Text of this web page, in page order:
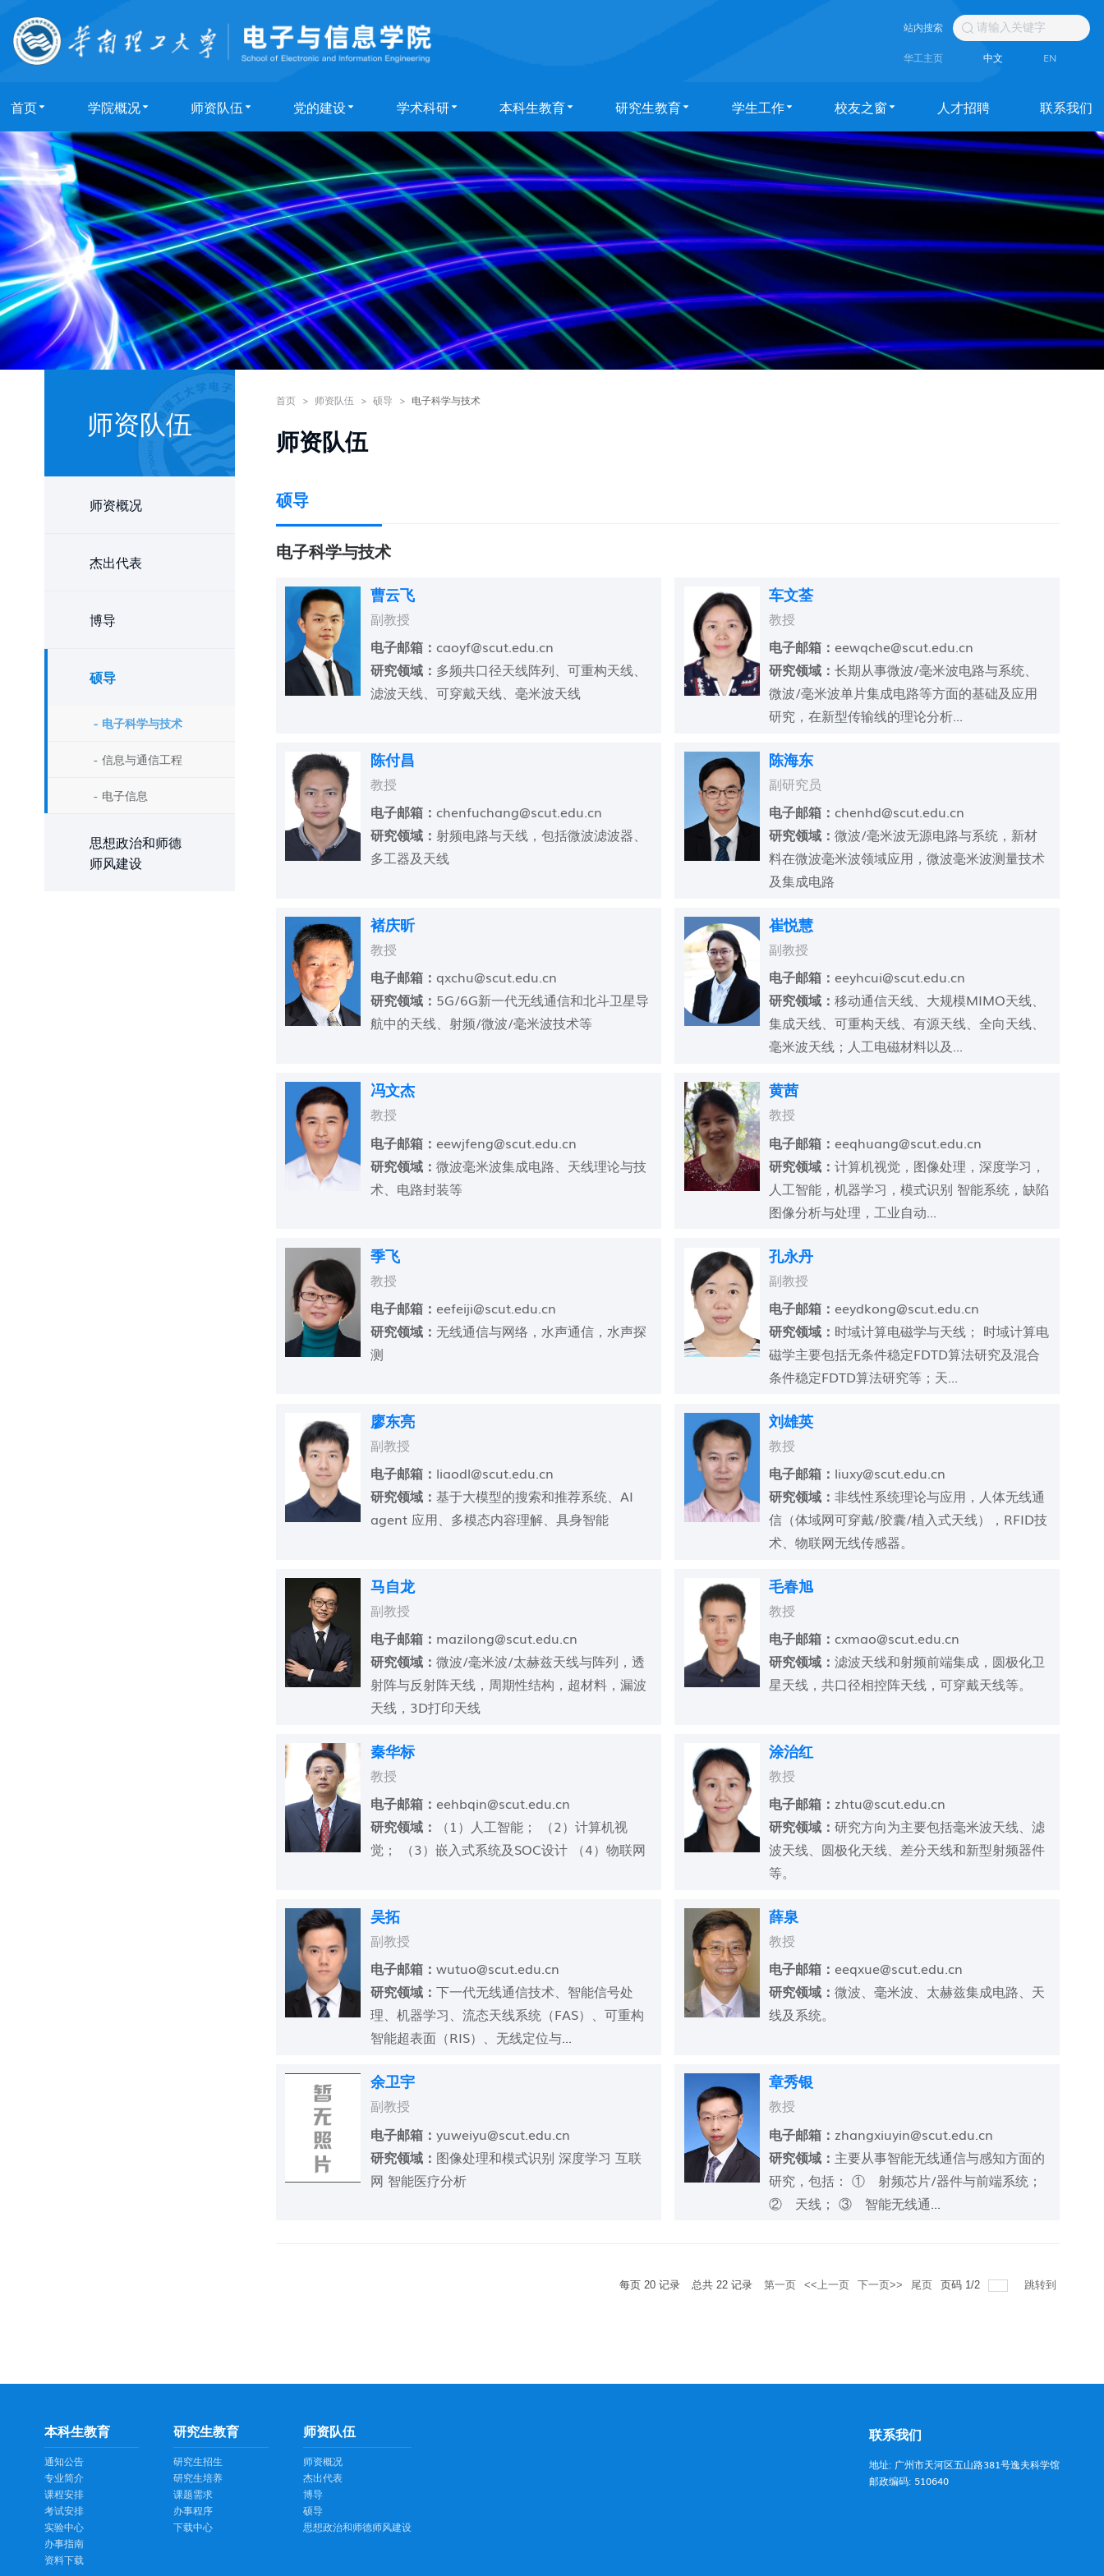
站内搜索
华工主页 中文 EN
首页 学院概况 师资队伍 党的建设 学术科研 本科生教育 研究生教育 学生工作 校友之窗 人才招聘 联系我们
师资队伍
师资概况
杰出代表
博导
硕导
电子科学与技术
信息与通信工程
电子信息
思想政治和师德
师风建设
首页 > 师资队伍 > 硕导 > 电子科学与技术
师资队伍
硕导
电子科学与技术
曹云飞
副教授
电子邮箱： caoyf@scut.edu.cn
研究领域： 多频共口径天线阵列、可重构天线、
滤波天线、可穿戴天线、毫米波天线
车文荃
教授
电子邮箱：eewqche@scut.edu.cn
研究领域：长期从事微波/毫米波电路与系统、
微波/毫米波单片集成电路等方面的基础及应用
研究，在新型传输线的理论分析...
陈付昌
教授
电子邮箱： chenfuchang@scut.edu.cn
研究领域： 射频电路与天线，包括微波滤波器、
多工器及天线
陈海东
副研究员
电子邮箱：chenhd@scut.edu.cn
研究领域：微波/毫米波无源电路与系统，新材
料在微波毫米波领域应用，微波毫米波测量技术
及集成电路
褚庆昕
教授
电子邮箱： qxchu@scut.edu.cn
研究领域： 5G/6G新一代无线通信和北斗卫星导
航中的天线、射频/微波/毫米波技术等
崔悦慧
副教授
电子邮箱：eeyhcui@scut.edu.cn
研究领域：移动通信天线、大规模MIMO天线、
集成天线、可重构天线、有源天线、全向天线、
毫米波天线；人工电磁材料以及...
冯文杰
教授
电子邮箱： eewjfeng@scut.edu.cn
研究领域： 微波毫米波集成电路、天线理论与技
术、电路封装等
黄茜
教授
电子邮箱：eeqhuang@scut.edu.cn
研究领域：计算机视觉，图像处理，深度学习，
人工智能，机器学习，模式识别 智能系统，缺陷
图像分析与处理，工业自动...
季飞
教授
电子邮箱： eefeiji@scut.edu.cn
研究领域： 无线通信与网络，水声通信，水声探
测
孔永丹
副教授
电子邮箱：eeydkong@scut.edu.cn
研究领域： 时域计算电磁学与天线； 时域计算电
磁学主要包括无条件稳定FDTD算法研究及混合
条件稳定FDTD算法研究等；天...
廖东亮
副教授
电子邮箱： ​liaodl@scut.edu.cn
研究领域： 基于大模型的搜索和推荐系统、AI
agent 应用、多模态内容理解、具身智能
刘雄英
教授
电子邮箱： liuxy@scut.edu.cn
研究领域：非线性系统理论与应用，人体无线通
信（体域网可穿戴/胶囊/植入式天线），RFID技
术、物联网无线传感器。
马自龙
副教授
电子邮箱： mazilong@scut.edu.cn
研究领域： 微波/毫米波/太赫兹天线与阵列，透
射阵与反射阵天线，周期性结构，超材料，漏波
天线，3D打印天线
毛春旭
教授
电子邮箱：cxmao@scut.edu.cn
研究领域：滤波天线和射频前端集成，圆极化卫
星天线，共口径相控阵天线，可穿戴天线等。
秦华标
教授
电子邮箱： eehbqin@scut.edu.cn
研究领域：
（1）人工智能； （2）计算机视
觉； （3）嵌入式系统及SOC设计 （4）物联网
涂治红
教授
电子邮箱：zhtu@scut.edu.cn
研究领域：研究方向为主要包括毫米波天线、滤
波天线、圆极化天线、差分天线和新型射频器件
等。
吴拓
副教授
电子邮箱： wutuo@scut.edu.cn
研究领域： 下一代无线通信技术、智能信号处
理、机器学习、流态天线系统（FAS）、可重构
智能超表面（RIS）、无线定位与...
薛泉
教授
电子邮箱：eeqxue@scut.edu.cn
研究领域：微波、毫米波、太赫兹集成电路、天
线及系统。
余卫宇
副教授
电子邮箱： yuweiyu@scut.edu.cn
研究领域： 图像处理和模式识别 深度学习 互联
网 智能医疗分析
章秀银
教授
电子邮箱： zhangxiuyin@scut.edu.cn
研究领域： 主要从事智能无线通信与感知方面的
研究，包括： ① 射频芯片/器件与前端系统；
② 天线； ③ 智能无线通...
每页20 记录 总共22 记录 第一页 <<上一页 下一页>> 尾页 页码 1/2 跳转到
本科生教育
通知公告
专业简介
课程安排
考试安排
实验中心
办事指南
资料下载
研究生教育
研究生招生
研究生培养
课题需求
办事程序
下载中心
师资队伍
师资概况
杰出代表
博导
硕导
思想政治和师德师风建设
联系我们
地址: 广州市天河区五山路381号逸夫科学馆
邮政编码: 510640